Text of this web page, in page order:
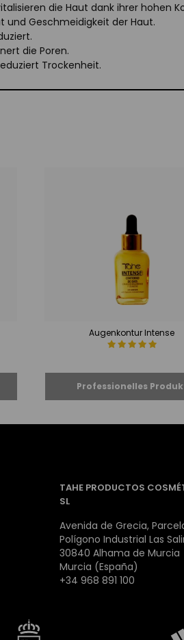
die Haut dank ihrer hohen
und Geschmeidigkeit der Haut.
die Poren.
Trockenheit.
Augenkontur Intense
TAHE PRODUCTOS
SL
Avenida de Grecia,
Polígono Industrial Las
30840 Alhama de Murcia
Murcia (España)
+34 968 891 100